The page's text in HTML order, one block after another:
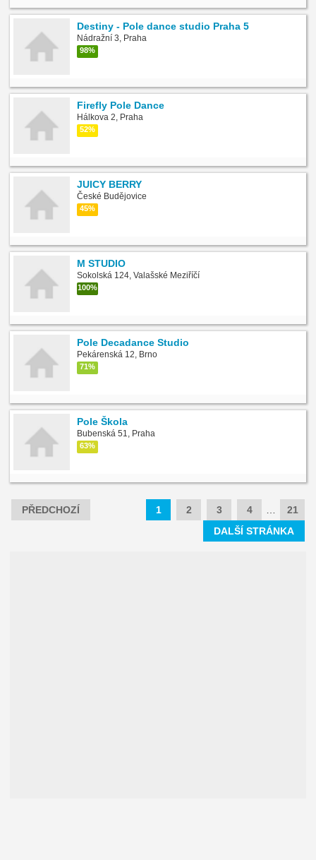
Destiny - Pole dance studio Praha 5
Nádražní 3, Praha
98%
Firefly Pole Dance
Hálkova 2, Praha
52%
JUICY BERRY
České Budějovice
45%
M STUDIO
Sokolská 124, Valašské Meziříčí
100%
Pole Decadance Studio
Pekárenská 12, Brno
71%
Pole Škola
Bubenská 51, Praha
63%
PŘEDCHOZÍ 1 2 3 4
21
DALŠÍ STRÁNKA